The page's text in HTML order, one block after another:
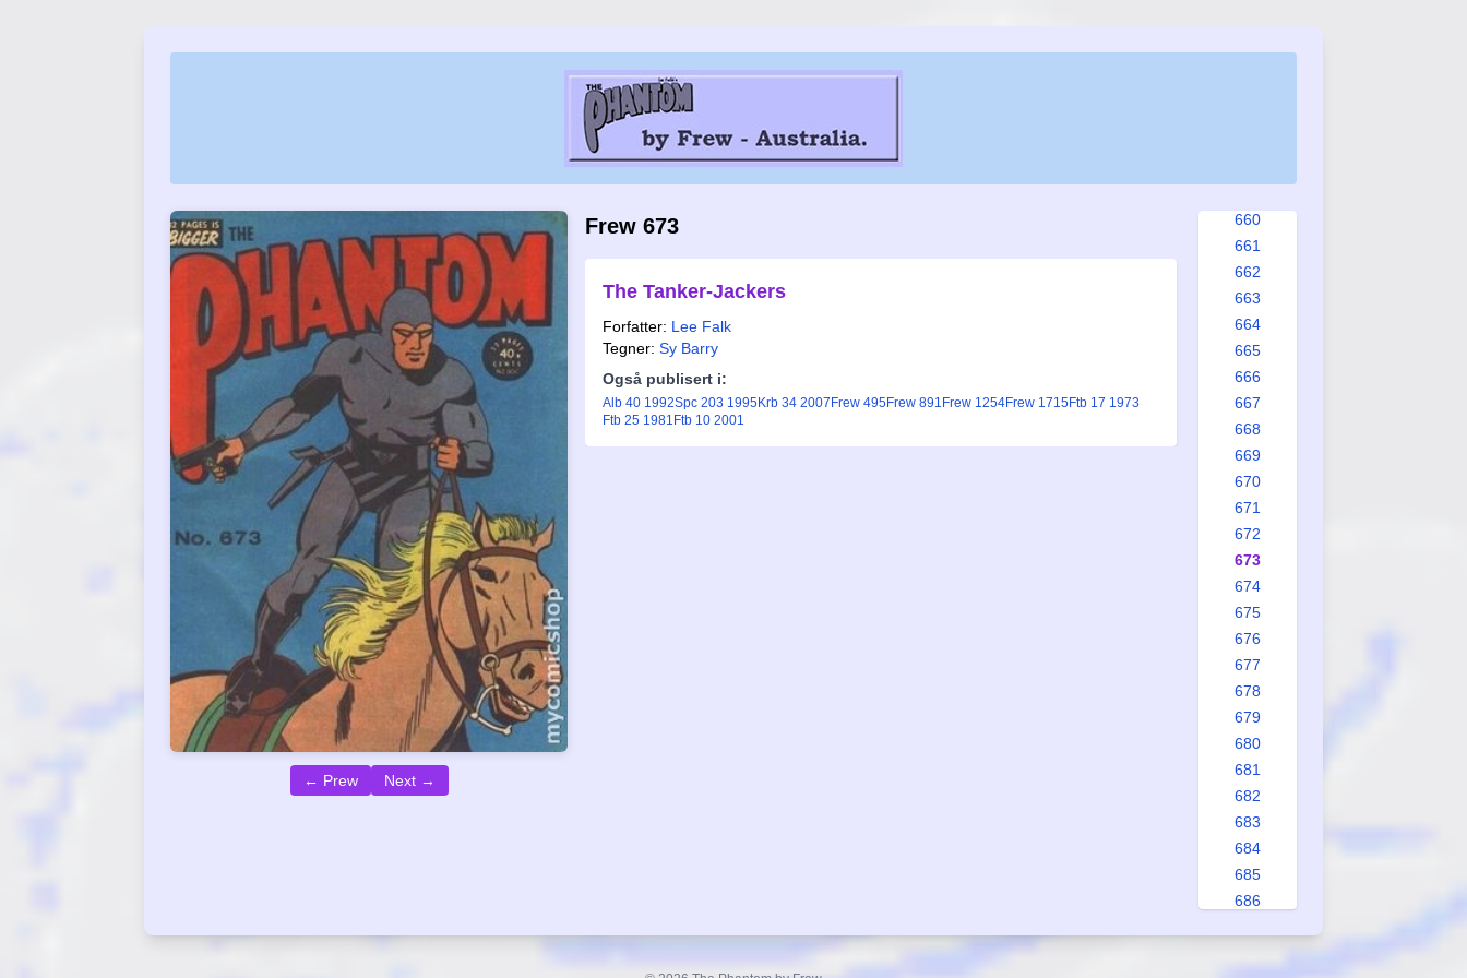
← Prew Next →
Frew 673
The Tanker-Jackers
Forfatter: Lee Falk
Tegner: Sy Barry
Også publisert i:
Alb 40 1992Spc 203 1995Krb 34 2007 Frew 495Frew 891 Frew 1254Frew 1715Ftb 17 1973
Ftb 25 1981 Ftb 10 2001
660
661
662
663
664
665
666
667
668
669
670
671
672
673
674
675
676
677
678
679
680
681
682
683
684
685
686